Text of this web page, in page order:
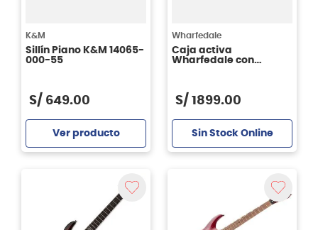
K&M
Sillín Piano K&M 14065-
000-55
S/ 649.00
Ver producto
Wharfedale
Caja activa
Wharfedale con
720w
S/ 1899.00
Sin Stock Online